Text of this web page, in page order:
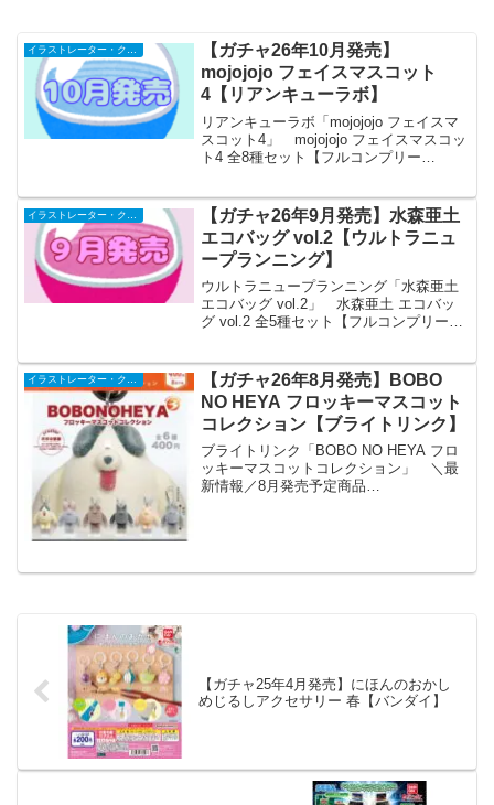
イラストレーター・クリエイター
【ガチャ26年10月発売】
mojojojo フェイスマスコット
4【リアンキューラボ】
リアンキューラボ「mojojojo フェイスマ
スコット4」 mojojojo フェイスマスコッ
ト4 全8種セット【フルコンプリー
セルトイ売り場から発...
【ガチャ26年9月発売】水森亜土
エコバッグ vol.2【ウルトラニュ
ープランニング】
ウルトラニュープランニング「水森亜土
エコバッグ vol.2」 水森亜土 エコバッ
グ vol.2 全5種セット【フルコンプリー
イ売り場から発売されます。 第２...
【ガチャ26年8月発売】BOBO
NO HEYA フロッキーマスコット
コレクション【ブライトリンク】
ブライトリンク「BOBO NO HEYA フロ
ッキーマスコットコレクション」 ＼最
新情報／8月発売予定商品
【ガチャ25年4月発売】にほんのおかし
めじるしアクセサリー 春【バンダイ】